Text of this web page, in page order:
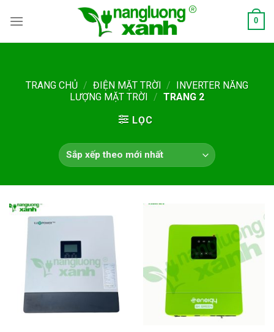
0
TRANG CHỦ / ĐIỆN MẶT TRỜI / INVERTER NĂNG
LƯỢNG MẶT TRỜI / TRANG 2
LỌC